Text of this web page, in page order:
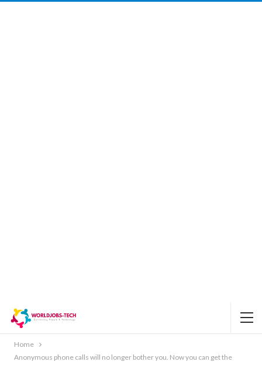
Home
Anonymous phone calls will no longer bother you. Now you can get the